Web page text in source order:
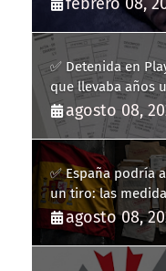
✅ Detenida en
que llevaba años
persona
agosto 08,
✅ España podría
un tiro: las
agosto 08,